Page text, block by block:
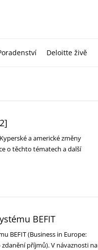
Deloitte živě
a americké změny
o těchto tématech a další
BEFIT
BEFIT (Business in Europe:
příjmů). V návaznosti na